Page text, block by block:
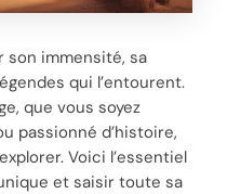
son immensité, sa
qui l’entourent.
que vous soyez
passionné d’histoire,
Voici l’essentiel
et saisir toute sa